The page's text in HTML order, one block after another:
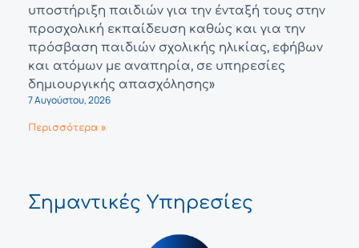
υποστήριξη παιδιών για την ένταξή τους στην
προσχολική εκπαίδευση καθώς και για την
πρόσβαση παιδιών σχολικής ηλικίας, εφήβων
και ατόμων με αναπηρία, σε υπηρεσίες
δημιουργικής απασχόλησης»
7 Αυγούστου, 2026
Περισσότερα »
Σημαντικές Υπηρεσίες